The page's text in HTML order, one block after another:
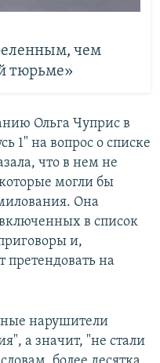
чем
тюрьме»
Ольга Чуприс в
1" на вопрос о списке
что в нем не
могли бы
Она
включенных в список
и,
претендовать на
нарушители
а значит, "не стали